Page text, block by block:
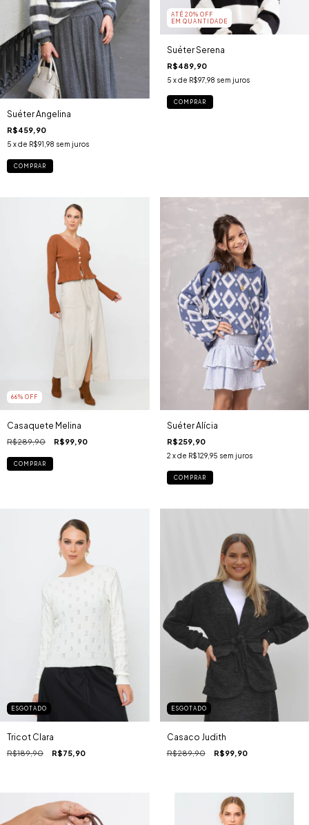
Suéter Angelina
R$459,90
5 x de R$91,98 sem juros
COMPRAR
ATÉ 20% OFF
EM QUANTIDADE
Suéter Serena
R$489,90
5 x de R$97,98 sem juros
COMPRAR
66% OFF
Casaquete Melina
R$289,90 R$99,90
COMPRAR
Suéter Alícia
R$259,90
2 x de R$129,95 sem juros
COMPRAR
ESGOTADO
Tricot Clara
R$189,90 R$75,90
ESGOTADO
Casaco Judith
R$289,90 R$99,90